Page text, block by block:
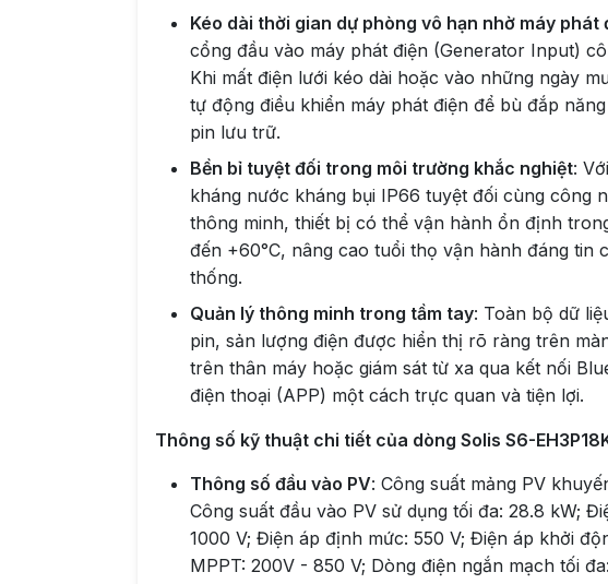
Kéo dài thời gian dự phòng vô hạn nhờ máy phát
cổng đầu vào máy phát điện (Generator Input)
Khi mất điện lưới kéo dài hoặc vào những ngày
tự động điều khiển máy phát điện để bù đắp
pin lưu trữ.
Bền bỉ tuyệt đối trong môi trường khắc nghiệt:
kháng nước kháng bụi IP66 tuyệt đối cùng công
thông minh, thiết bị có thể vận hành ổn định
đến +60°C, nâng cao tuổi thọ vận hành đáng tin
thống.
Quản lý thông minh trong tầm tay: Toàn bộ dữ
pin, sản lượng điện được hiển thị rõ ràng trên
trên thân máy hoặc giám sát từ xa qua kết nối
điện thoại (APP) một cách trực quan và tiện lợi.
Thông số kỹ thuật chi tiết của dòng Solis S6-
Thông số đầu vào PV: Công suất mảng PV
Công suất đầu vào PV sử dụng tối đa: 28.8 kW;
1000 V; Điện áp định mức: 550 V; Điện áp khởi
MPPT: 200V - 850 V; Dòng điện ngắn mạch tối